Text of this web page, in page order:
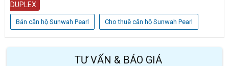
DUPLEX
Bán căn hộ Sunwah Pearl Cho thuê căn hộ Sunwah Pearl
TƯ VẤN & BÁO GIÁ